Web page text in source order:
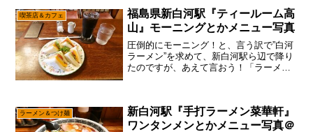
喫茶店＆カフェ
福島県新白河駅『ティールーム高
山』モーニングとかメニュー写真
圧倒的にモーニング！と、言う訳で”白河
ラーメン”を求めて、新白河駅ら辺で降り
たのですが、あえて言おう！「ラーメン
はあまり回れなかった...
ラーメン＆つけ麺
新白河駅『手打ラーメン菜華軒』
ワンタンメンとかメニュー写真＠